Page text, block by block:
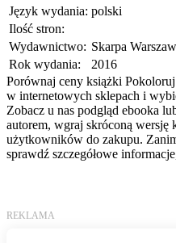
Język wydania: polski
Ilość stron:
Wydawnictwo: Skarpa
Rok wydania:
2016
Porównaj ceny książki
w internetowych sklepach i
Zobacz u nas podgląd ebooka
autorem, wgraj skróconą wersję
użytkowników do zakupu.
sprawdź szczegółowe